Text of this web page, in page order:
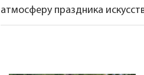
атмосферу праздника